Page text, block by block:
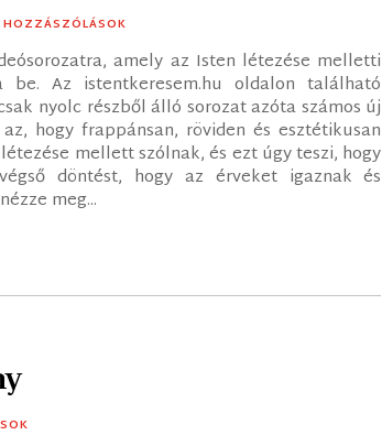
amely az Isten létezése melletti
be. Az istentkeresem.hu oldalon található
nyolc részből álló sorozat azóta számos új
hogy frappánsan, röviden és esztétikusan
mellett szólnak, és ezt úgy teszi, hogy
döntést, hogy az érveket igaznak és
meg...